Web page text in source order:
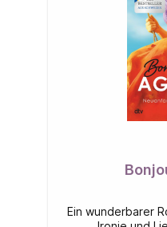
Ein wunderbarer